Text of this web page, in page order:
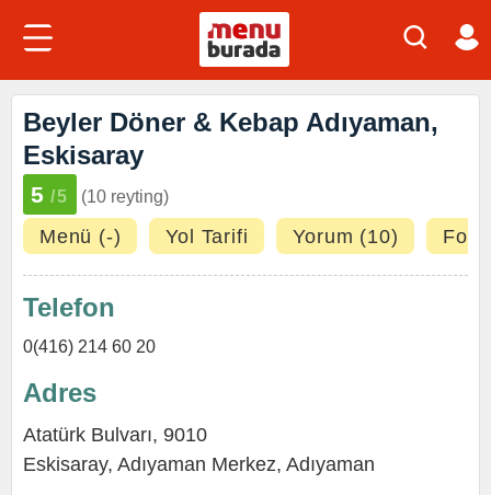
Beyler Döner & Kebap Adıyaman,
Eskisaray
5 /5 (10 reyting)
Menü (-) Yol Tarifi Yorum (10)
Telefon
0(416) 214 60 20
Adres
Atatürk Bulvarı, 9010
Eskisaray, Adıyaman Merkez, Adıyaman